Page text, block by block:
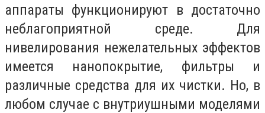
аппараты функционируют в достаточно
неблагоприятной среде. Для
нивелирования нежелательных эффектов
имеется нанопокрытие, фильтры и
различные средства для их чистки. Но, в
любом случае с внутриушными моделями